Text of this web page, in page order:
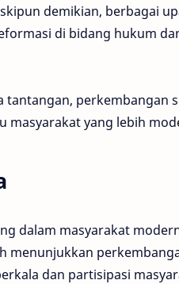
demikian, berbagai
di bidang hukum
tantangan, perkembangan
masyarakat yang lebih
dalam masyarakat
menunjukkan
dan partisipasi